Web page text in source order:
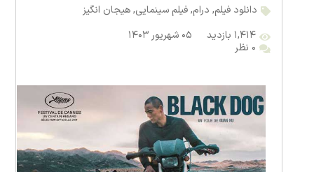
دانلود فیلم, درام,فیلم سینمایی,هیجان انگیز
۱,۴۱۴ بازدید
۰۵ شهریور ۱۴۰۳
۰ نظر